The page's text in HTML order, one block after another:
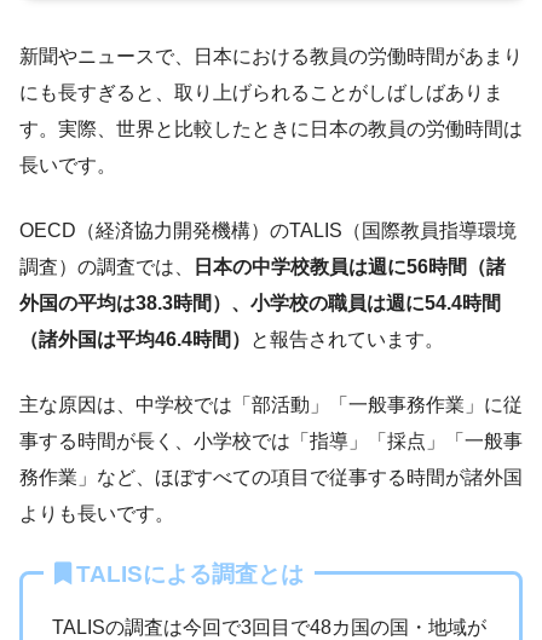
新聞やニュースで、日本における教員の労働時間があまり
にも長すぎると、取り上げられることがしばしばありま
す。実際、世界と比較したときに日本の教員の労働時間は
長いです。
OECD（経済協力開発機構）のTALIS（国際教員指導環境
調査）の調査では、
日本の中学校教員は週に56時間（諸
外国の平均は38.3時間）、小学校の職員は週に54.4時間
（諸外国は平均46.4時間）
と報告されています。
主な原因は、中学校では「部活動」「一般事務作業」に従
事する時間が長く、小学校では「指導」「採点」「一般事
務作業」など、ほぼすべての項目で従事する時間が諸外国
よりも長いです。
TALISによる調査とは
TALISの調査は今回で3回目で48カ国の国・地域が